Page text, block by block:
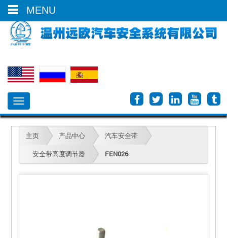
Toggle
navigation
主页 产品中心 汽车安全带
安全带高度调节器 FEN026
MENU